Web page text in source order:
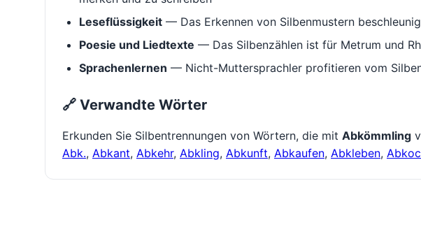
Leseflüssigkeit — Das Erkennen von Silbenmustern
Poesie und Liedtexte — Das Silbenzählen ist für Metrum und
Sprachenlernen — Nicht-Muttersprachler profitieren vom
🔗 Verwandte Wörter
Erkunden Sie Silbentrennungen von Wörtern, die mit Abkömmling
Abk., Abkant, Abkehr, Abkling, Abkunft, Abkaufen, Abkleben,